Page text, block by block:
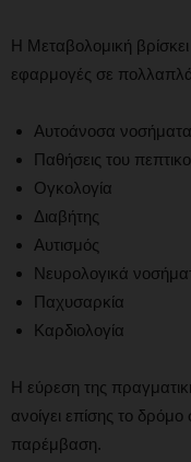
Η Μεταβολομική βρίσκει
εφαρμογές σε
Αυτοάνοσα νοσήματα
Παθήσεις του
Ογκολογία
Διαβήτης
Αυτισμός
Νευρολογικά
Παχυσαρκία
Καρδιολογία
Η εύρεση της
ανοίγει επίσης το δρόμο
παρέμβαση.